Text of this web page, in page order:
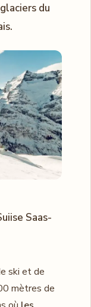
du
Saas-
ski et de
mètres de